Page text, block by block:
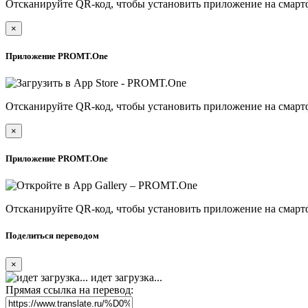
Отсканируйте QR-код, чтобы установить приложение на
×
Приложение PROMT.One
Отсканируйте QR-код, чтобы установить приложение на
×
Приложение PROMT.One
Отсканируйте QR-код, чтобы установить приложение на
Поделиться переводом
×
идет загрузка...
Прямая ссылка на перевод: